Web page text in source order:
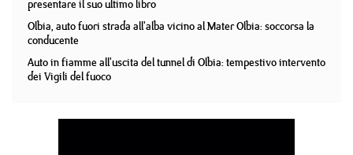
presentare il suo ultimo libro
Olbia, auto fuori strada all'alba vicino al Mater Olbia: soccorsa la
conducente
Auto in fiamme all'uscita del tunnel di Olbia: tempestivo intervento
dei Vigili del fuoco